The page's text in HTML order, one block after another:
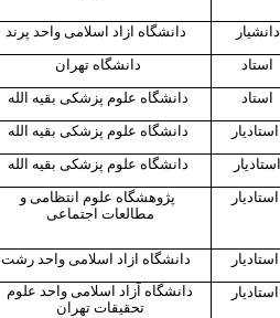
دانشیار دانشگاه ازاد اسلامی واحد پرند
استاد
دانشگاه تهران
استاد دانشگاه علوم پزشکی بقیه الله
استادیار
دانشگاه علوم پزشکی بقیه الله
استادیار دانشگاه علوم پزشکی بقیه الله
استادیار
پژوهشگاه علوم انتظامی و
مطالعات اجتماعی
استادیار دانشگاه ازاد اسلامی واحد رشت
استادیار
دانشگاه آزاد اسلامی واحد علوم
تحقیقات تهران